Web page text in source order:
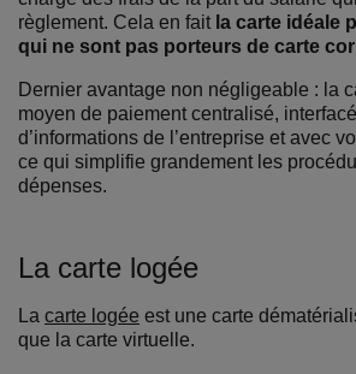
règlement. Cela en fait la carte idéale
qui ne sont pas porteurs de carte
Dernier avantage non négligeable : la
moyen de paiement centralisé,
d’informations de l’entreprise et avec
ce qui simplifie grandement les
dépenses.
La carte logée
La carte logée est une carte
que la carte virtuelle.